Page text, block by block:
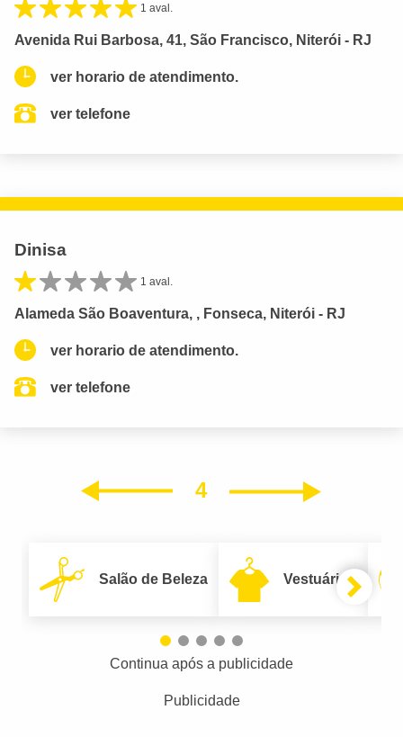
1 aval.
Avenida Rui Barbosa, 41, São Francisco, Niterói - RJ
ver horario de atendimento.
ver telefone
Dinisa
1 aval.
Alameda São Boaventura, , Fonseca, Niterói - RJ
ver horario de atendimento.
ver telefone
4
Salão de Beleza Vestuário
Continua após a publicidade
Publicidade